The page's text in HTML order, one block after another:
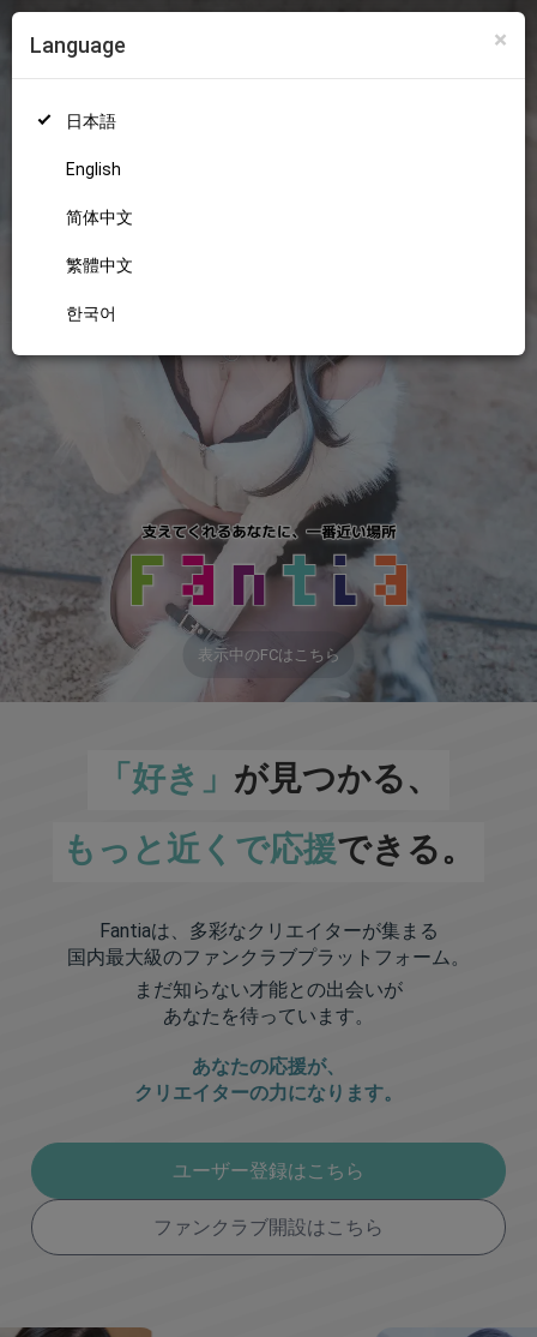
×
Language
日本語
English
简体中文
繁體中文
한국어
18+
表示中のFCはこちら
「好き」 が見つかる、
もっと近くで応援できる。
Fantiaは、多彩なクリエイターが集まる
国内最大級のファンクラブプラットフォーム。
まだ知らない才能との出会いが
あなたを待っています。
あなたの応援が、
クリエイターの力になります。
ユーザー登録はこちら
ファンクラブ開設はこちら